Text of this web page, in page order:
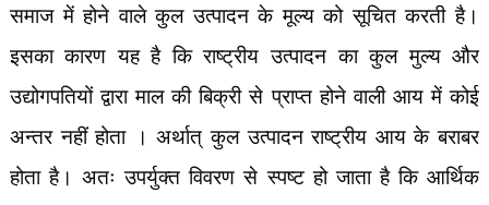
समाज में होने वाले कुल उत्पादन के मूल्य को सूचित करती है।
इसका कारण यह है कि राष्ट्रीय उत्पादन का कुल मुल्य और
उद्योगपतियों द्वारा माल की बिक्री से प्राप्त होने वाली आय में कोई
अन्तर नहीं होता । अर्थात् कुल उत्पादन राष्ट्रीय आय के बराबर
होता है। अतः उपर्युक्त विवरण से स्पष्ट हो जाता है कि आर्थिक